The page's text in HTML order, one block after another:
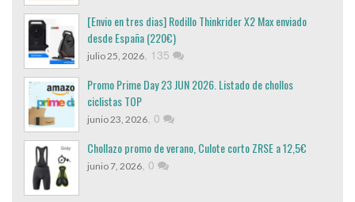
[Envio en tres dias] Rodillo Thinkrider X2 Max enviado
desde España (220€)
julio 25, 2026, 135
Promo Prime Day 23 JUN 2026. Listado de chollos
ciclistas TOP
junio 23, 2026, 0
Chollazo promo de verano, Culote corto ZRSE a 12,5€
junio 7, 2026, 0